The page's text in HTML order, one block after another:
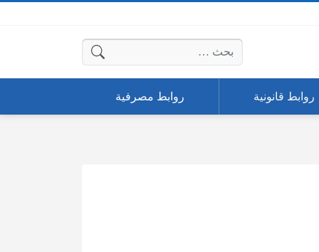
البحث عن:
روابط قانونية روابط مصرفية